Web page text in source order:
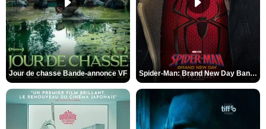
Jour de chasse Bande-annonce VF Spider-Man: Brand New Day Bande-annonce (3) VO STFR